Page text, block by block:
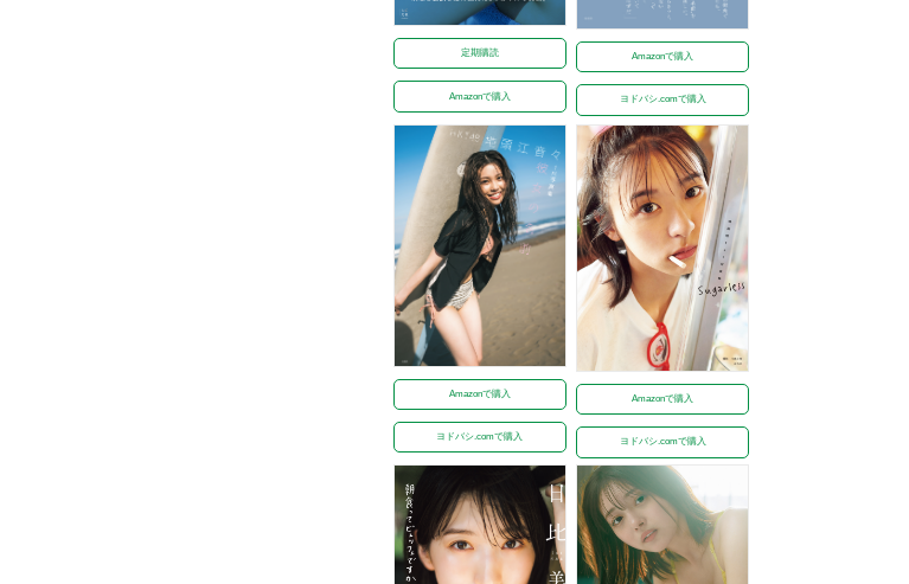
定期購読
Amazonで購入
Amazonで購入
ヨドバシ.comで購入
Amazonで購入
ヨドバシ.comで購入
Amazonで購入
ヨドバシ.comで購入